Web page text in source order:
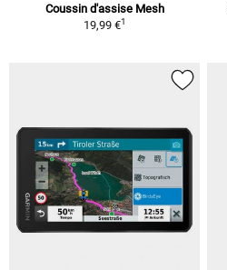
Coussin d'assise Mesh
19,99 €1